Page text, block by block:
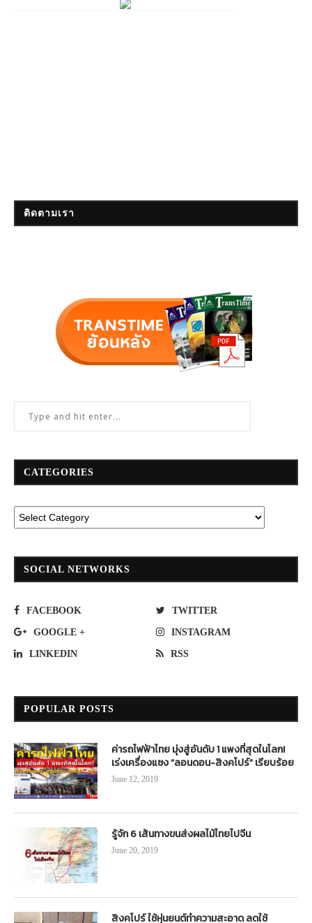
ติดตามเรา
CATEGORIES
SOCIAL NETWORKS
FACEBOOK TWITTER
GOOGLE + INSTAGRAM
LINKEDIN RSS
POPULAR POSTS
ค่ารถไฟฟ้าไทย มุ่งสู่อันดับ 1 แพงที่สุดในโลก!
เร่งเครื่องแซง “ลอนดอน-สิงคโปร์” เรียบร้อย
June 12, 2019
รู้จัก 6 เส้นทางขนส่งผลไม้ไทยไปจีน
June 20, 2019
สิงคโปร์ ใช้หุ่นยนต์ทำความสะอาด ลดใช้